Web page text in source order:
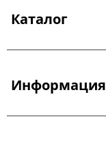
Каталог
Информация